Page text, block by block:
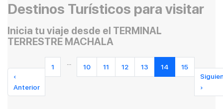
Destinos Turísticos para visitar
Inicia tu viaje desde el TERMINAL
TERRESTRE MACHALA
‹
Anterior
1 10 11 12 13 14
15
›